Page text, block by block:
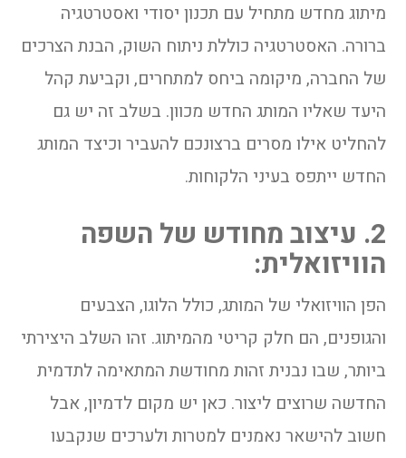
מיתוג מחדש מתחיל עם תכנון יסודי ואסטרטגיה
ברורה. האסטרטגיה כוללת ניתוח השוק, הבנת הצרכים
של החברה, מיקומה ביחס למתחרים, וקביעת קהל
היעד שאליו המותג החדש מכוון. בשלב זה יש גם
להחליט אילו מסרים ברצונכם להעביר וכיצד המותג
החדש ייתפס בעיני הלקוחות.
2. עיצוב מחודש של השפה
הוויזואלית:
הפן הוויזואלי של המותג, כולל הלוגו, הצבעים
והגופנים, הם חלק קריטי מהמיתוג. זהו השלב היצירתי
ביותר, שבו נבנית זהות מחודשת המתאימה לתדמית
החדשה שרוצים ליצור. כאן יש מקום לדמיון, אבל
חשוב להישאר נאמנים למטרות ולערכים שנקבעו